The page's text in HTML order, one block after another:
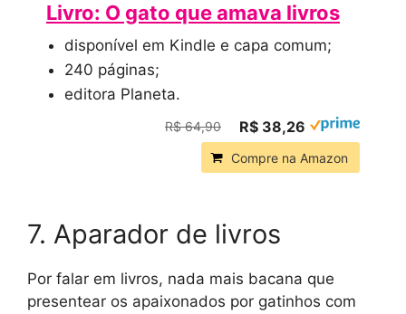
Livro: O gato que amava livros
disponível em Kindle e capa comum;
240 páginas;
editora Planeta.
R$ 64,90 R$ 38,26
Compre na Amazon
7. Aparador de livros
Por falar em livros, nada mais bacana que
presentear os apaixonados por gatinhos com